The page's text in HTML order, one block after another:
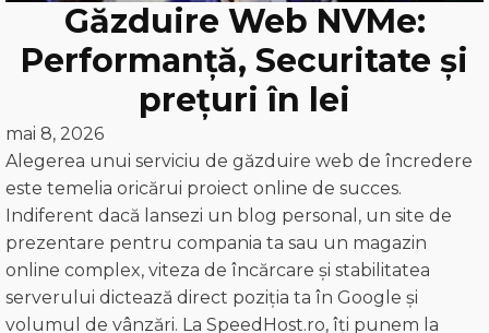
Găzduire Web NVMe:
Performanță, Securitate și
prețuri în lei
mai 8, 2026
Alegerea unui serviciu de găzduire web de încredere
este temelia oricărui proiect online de succes.
Indiferent dacă lansezi un blog personal, un site de
prezentare pentru compania ta sau un magazin
online complex, viteza de încărcare și stabilitatea
serverului dictează direct poziția ta în Google și
volumul de vânzări. La SpeedHost.ro, îți punem la